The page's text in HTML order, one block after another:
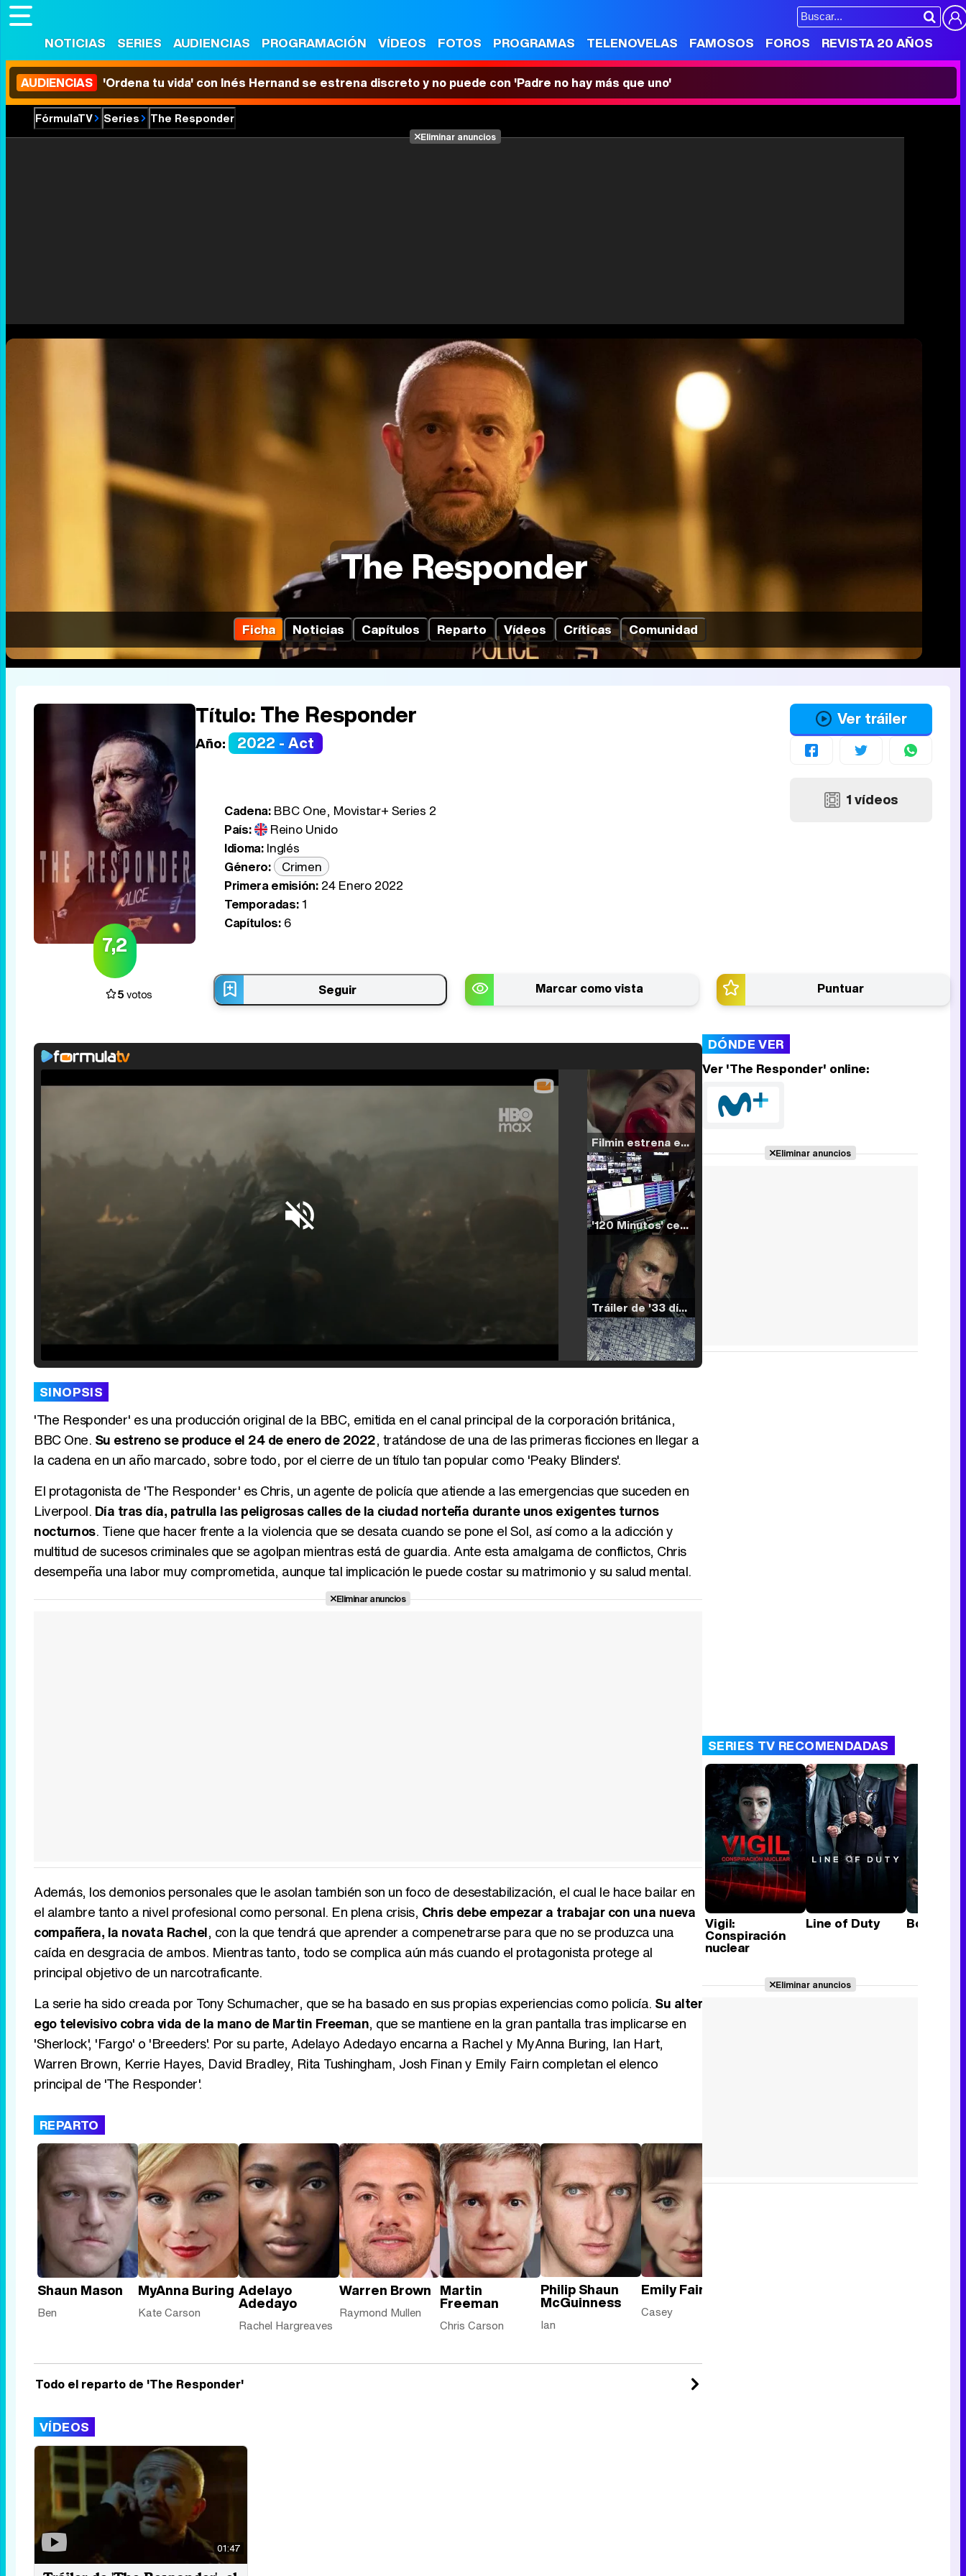
NOTICIAS SERIES AUDIENCIAS PROGRAMACIÓN VÍDEOS FOTOS PROGRAMAS TELENOVELAS FAMOSOS FOROS REVISTA 20 AÑOS
AUDIENCIAS 'Ordena tu vida' con Inés Hernand se estrena discreto y no puede con 'Padre no hay más que uno'
FórmulaTV Series The Responder
Eliminar anuncios
The Responder
Ficha Noticias Capítulos Reparto Vídeos Críticas Comunidad
7,2
Título:The Responder
Año: 2022 - Act
Cadena:BBC One, Movistar+ Series 2
País:
Reino Unido
Idioma: Inglés
Género:
Crimen
Primera emisión:24 Enero 2022
Temporadas:1
Capítulos:6
Ver tráiler
1 vídeos
5votos Seguir Marcar como vista Puntuar
Filmin estrena el tráiler de 'Millennial Mal', su nueva comedia universitaria de la mano de Lorena Iglesias
'120 Minutos' celebra sus 2.000 programas en Telemadrid con un vídeo del día a día en la redacción
Tráiler de '33 días', la nueva serie de Atresplayer con Julián Villagrán y José Manuel Poga
Canción ganadora de Eurovisión 2026: DARA con "Bangaranga" por Bulgaria
SINOPSIS
'The Responder' es una producción original de la BBC, emitida en el canal principal de la corporación británica,
BBC One. Su estreno se produce el 24 de enero de 2022, tratándose de una de las primeras ficciones en llegar a
la cadena en un año marcado, sobre todo, por el cierre de un título tan popular como 'Peaky Blinders'.
El protagonista de 'The Responder' es Chris, un agente de policía que atiende a las emergencias que suceden en
Liverpool. Día tras día, patrulla las peligrosas calles de la ciudad norteña durante unos exigentes turnos
nocturnos. Tiene que hacer frente a la violencia que se desata cuando se pone el Sol, así como a la adicción y
multitud de sucesos criminales que se agolpan mientras está de guardia. Ante esta amalgama de conflictos, Chris
desempeña una labor muy comprometida, aunque tal implicación le puede costar su matrimonio y su salud mental.
Eliminar anuncios
Además, los demonios personales que le asolan también son un foco de desestabilización, el cual le hace bailar en
el alambre tanto a nivel profesional como personal. En plena crisis, Chris debe empezar a trabajar con una nueva
compañera, la novata Rachel, con la que tendrá que aprender a compenetrarse para que no se produzca una
caída en desgracia de ambos. Mientras tanto, todo se complica aún más cuando el protagonista protege al
principal objetivo de un narcotraficante.
La serie ha sido creada por Tony Schumacher, que se ha basado en sus propias experiencias como policía. Su alter
ego televisivo cobra vida de la mano de Martin Freeman, que se mantiene en la gran pantalla tras implicarse en
'Sherlock', 'Fargo' o 'Breeders'. Por su parte, Adelayo Adedayo encarna a Rachel y MyAnna Buring, Ian Hart,
Warren Brown, Kerrie Hayes, David Bradley, Rita Tushingham, Josh Finan y Emily Fairn completan el elenco
principal de 'The Responder'.
REPARTO
Shaun Mason
Ben
MyAnna Buring
Kate Carson
Adelayo
Adedayo
Rachel Hargreaves
Warren Brown
Raymond Mullen
Martin
Freeman
Chris Carson
Philip Shaun
McGuinness
Ian
Emily Fairn
Casey
Todo el reparto de 'The Responder'
VÍDEOS
01:47
DÓNDE VER
Ver 'The Responder' online:
Eliminar anuncios
SERIES TV RECOMENDADAS
Vigil:
Conspiración
nuclear
Line of Duty
Eliminar anuncios